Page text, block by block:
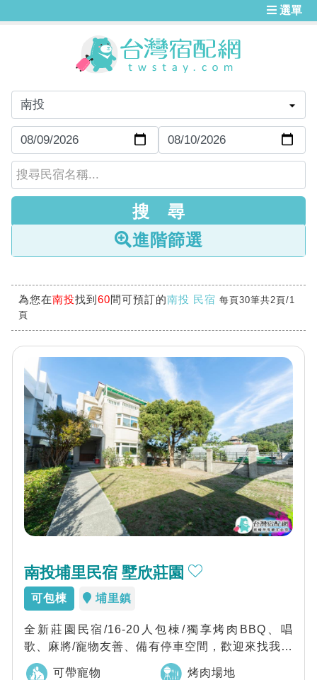
選單
進階篩選
為您在南投找到 60間可預訂的南投 民宿 每頁30筆共2頁/1
頁
南投埔里民宿 墅欣莊園
可包棟 埔里鎮
全新莊園民宿/16-20人包棟/獨享烤肉BBQ、唱
歌、麻將/寵物友善、備有停車空間，歡迎來找我們
玩樂唷
可帶寵物 烤肉場地